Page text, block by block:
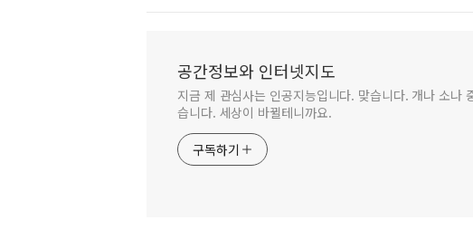
공간정보와 인터넷지도
지금 제 관심사는 인공지능입니다. 맞습니다. 개나 소나
습니다. 세상이 바뀔테니까요.
구독하기